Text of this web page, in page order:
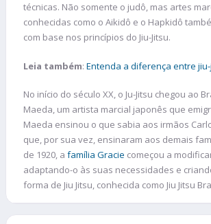
técnicas. Não somente o judô, mas artes
conhecidas como o Aikidô e o Hapkidô
com base nos princípios do Jiu-Jitsu.
Leia também: Entenda a diferença entre
No início do século XX, o Ju-Jitsu chegou ao
Maeda, um artista marcial japonês que
Maeda ensinou o que sabia aos irmãos
que, por sua vez, ensinaram aos demais
de 1920, a família Gracie começou a
adaptando-o às suas necessidades e
forma de Jiu Jitsu, conhecida como Jiu Jitsu